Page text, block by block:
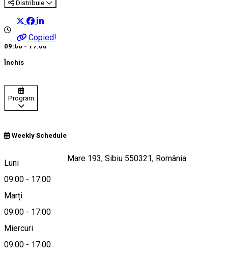
Distribuie
Copied!
09:00 - 17:00
Închis
Program
Weekly Schedule
Luni
09:00 - 17:00
Marți
09:00 - 17:00
Miercuri
09:00 - 17:00
Strada Ștefan cel Mare 193, Sibiu 550321, România
Hartă